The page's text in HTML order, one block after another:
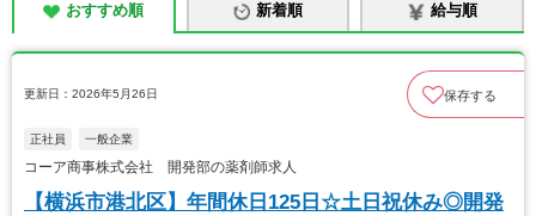
おすすめ順 新着順 給与順
更新日：2026年5月26日 保存する
正社員 一般企業
コーア商事株式会社 開発部の薬剤師求人
【横浜市港北区】年間休日125日☆土日祝休み◎開発